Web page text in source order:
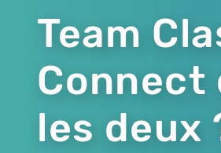
Team
Connect
les deux